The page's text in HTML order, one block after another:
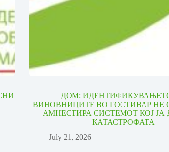
ДОМ:
ВИНОВНИЦИТЕ ВО ГОСТИВАР НЕ
АМНЕСТИРА СИСТЕМОТ КОЈ ЈА
КАТАСТРОФАТА
July 21, 2026